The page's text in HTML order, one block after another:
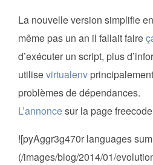
La nouvelle version simplifie
même pas un an il fallait faire
d’exécuter un script, plus
utilisevirtualenv
problèmes de dépendances.
L’annoncesur la page
![pyAggr3g470r languages
(/images/blog/2014/01/